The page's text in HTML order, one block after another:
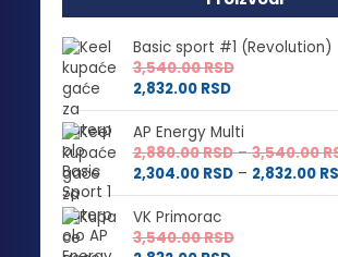
Basic sport #1 (Revolution)
3,540.00RSD
2,832.00 RSD
AP Energy Multi
2,880.00RSD – 3,540.00
2,304.00 RSD – 2,832.00
VK Primorac
3,540.00RSD